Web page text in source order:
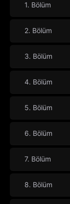
1. Bölüm
2. Bölüm
3. Bölüm
4. Bölüm
5. Bölüm
6. Bölüm
7. Bölüm
8. Bölüm